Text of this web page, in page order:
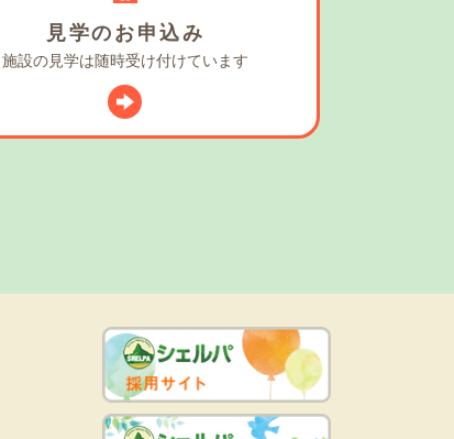
見学のお申込み
施設の見学は随時受け付けています